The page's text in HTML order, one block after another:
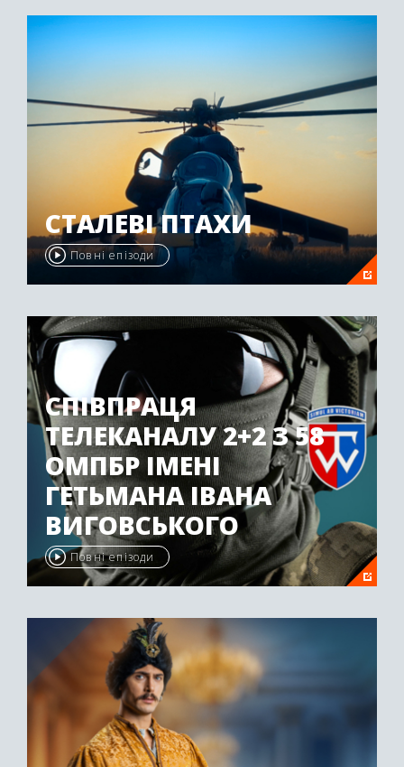
СТАЛЕВІ ПТАХИ
Повні епізоди
СПІВПРАЦЯ
ТЕЛЕКАНАЛУ 2+2 З 58
ОМПБР ІМЕНІ
ГЕТЬМАНА ІВАНА
ВИГОВСЬКОГО
Повні епізоди